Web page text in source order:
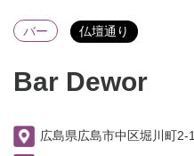
バー 仏壇通り
Bar Dewor
広島県広島市中区堀川町2-1